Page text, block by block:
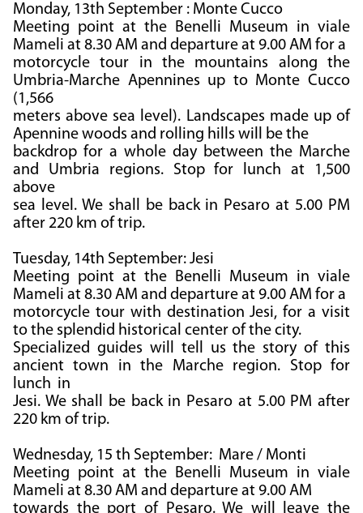
Monday, 13th September : Monte Cucco
Meeting point at the Benelli Museum in viale
Mameli at 8.30 AM and departure at 9.00 AM for a
motorcycle tour in the mountains along the
Umbria-Marche Apennines up to Monte Cucco
(1,566
meters above sea level). Landscapes made up of
Apennine woods and rolling hills will be the
backdrop for a whole day between the Marche
and Umbria regions. Stop for lunch at 1,500
above
sea level. We shall be back in Pesaro at 5.00 PM
after 220 km of trip.
Tuesday, 14th September: Jesi
Meeting point at the Benelli Museum in viale
Mameli at 8.30 AM and departure at 9.00 AM for a
motorcycle tour with destination Jesi, for a visit
to the splendid historical center of the city.
Specialized guides will tell us the story of this
ancient town in the Marche region. Stop for
lunch in
Jesi. We shall be back in Pesaro at 5.00 PM after
220 km of trip.
Wednesday, 15 th September: Mare / Monti
Meeting point at the Benelli Museum in viale
Mameli at 8.30 AM and departure at 9.00 AM
towards the port of Pesaro. We will leave the